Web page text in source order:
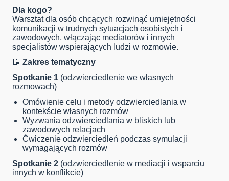
Dla kogo?
Warsztat dla osób chcących rozwinąć umiejętności
komunikacji w trudnych sytuacjach osobistych i
zawodowych, włączając mediatorów i innych
specjalistów wspierających ludzi w rozmowie.
📝 Zakres tematyczny
Spotkanie 1 (odzwierciedlenie we własnych
rozmowach)
Omówienie celu i metody odzwierciedlania w
kontekście własnych rozmów
Wyzwania odzwierciedlania w bliskich lub
zawodowych relacjach
Ćwiczenie odzwierciedleń podczas symulacji
wymagających rozmów
Spotkanie 2 (odzwierciedlenie w mediacji i wsparciu
innych w konflikcie)